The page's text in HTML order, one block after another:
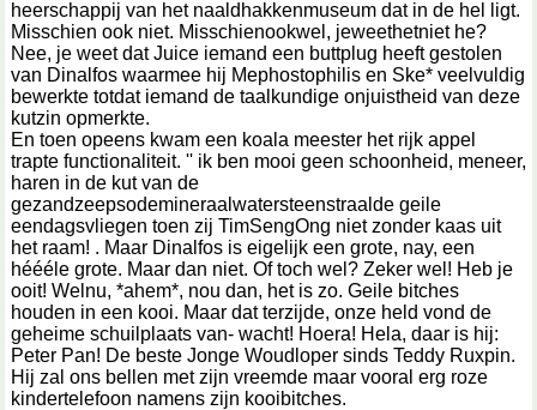
heerschappij van het naaldhakkenmuseum dat in de hel ligt.
Misschien ook niet. Misschienookwel, jeweethetniet he?
Nee, je weet dat Juice iemand een buttplug heeft gestolen
van Dinalfos waarmee hij Mephostophilis en Ske* veelvuldig
bewerkte totdat iemand de taalkundige onjuistheid van deze
kutzin opmerkte.
En toen opeens kwam een koala meester het rijk appel
trapte functionaliteit. '' ik ben mooi geen schoonheid, meneer,
haren in de kut van de
gezandzeepsodemineraalwatersteenstraalde geile
eendagsvliegen toen zij TimSengOng niet zonder kaas uit
het raam! . Maar Dinalfos is eigelijk een grote, nay, een
héééle grote. Maar dan niet. Of toch wel? Zeker wel! Heb je
ooit! Welnu, *ahem*, nou dan, het is zo. Geile bitches
houden in een kooi. Maar dat terzijde, onze held vond de
geheime schuilplaats van- wacht! Hoera! Hela, daar is hij:
Peter Pan! De beste Jonge Woudloper sinds Teddy Ruxpin.
Hij zal ons bellen met zijn vreemde maar vooral erg roze
kindertelefoon namens zijn kooibitches.